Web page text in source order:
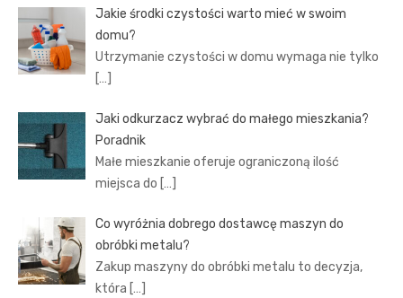
Jakie środki czystości warto mieć w swoim
domu?
Utrzymanie czystości w domu wymaga nie tylko
[…]
Jaki odkurzacz wybrać do małego mieszkania?
Poradnik
Małe mieszkanie oferuje ograniczoną ilość
miejsca do […]
Co wyróżnia dobrego dostawcę maszyn do
obróbki metalu?
Zakup maszyny do obróbki metalu to decyzja,
która […]